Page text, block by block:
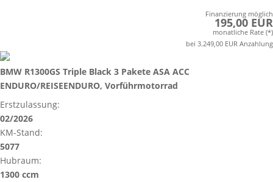
Finanzierung möglich
195,00 EUR
monatliche Rate (*)
bei 3.249,00 EUR Anzahlung
BMW R1300GS Triple Black 3 Pakete ASA ACC
ENDURO/REISEENDURO, Vorführmotorrad
Erstzulassung:
02/2026
KM-Stand:
5077
Hubraum:
1300 ccm